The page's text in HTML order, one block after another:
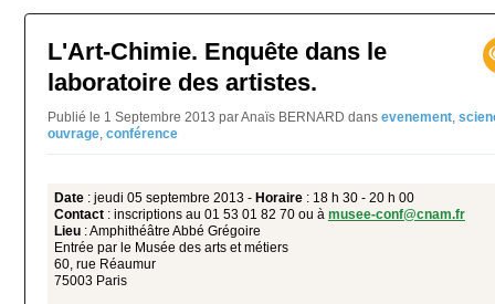
L'Art-Chimie. Enquête dans le
laboratoire des artistes.
Publié le 1 Septembre 2013 par Anaïs BERNARD dans evenement
ouvrage conférence
Date : jeudi 05 septembre 2013 - Horaire : 18 h 30 - 20 h 00
Contact : inscriptions au 01 53 01 82 70 ou à musee-conf@cnam.fr
Lieu : Amphithéâtre Abbé Grégoire
Entrée par le Musée des arts et métiers
60, rue Réaumur
75003 Paris